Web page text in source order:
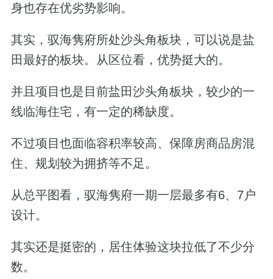
身也存在优劣势影响。
其实，驭海隽府所处沙头角板块，可以说是盐
田最好的板块。从区位看，优势挺大的。
并且项目也是目前盐田沙头角板块，较少的一
线临海住宅，有一定的稀缺度。
不过项目也面临容积率较高、保障房商品房混
住、规划较为拥挤等不足。
从总平图看，驭海隽府一期一层最多有6、7户
设计。
其实还是挺密的，居住体验这块拉低了不少分
数。